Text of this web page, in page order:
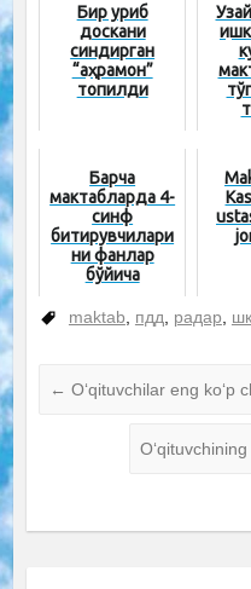
Бир уриб
доскани
синдирган
“қаҳрамон”
топилди
Барча
мактабларда 4-
синф
битирувчилари
ни фанлар
бўйича
илган
синфларга
maktab пдд радар
← O‘qituvchilar eng ko‘p